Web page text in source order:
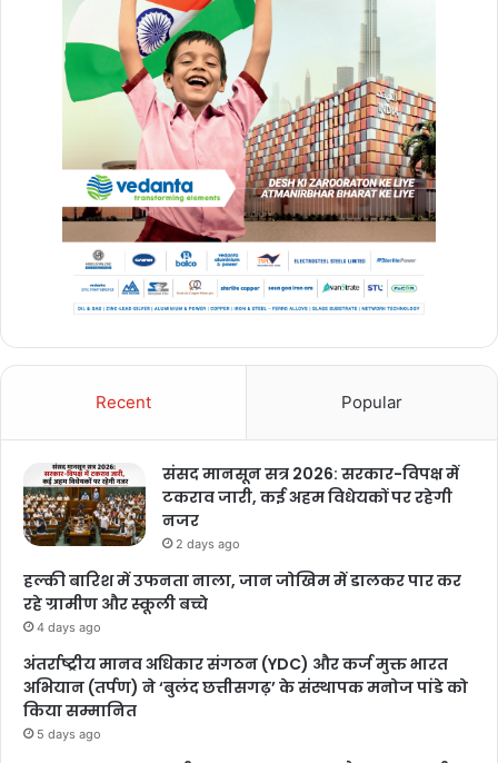
Recent Popular
संसद मानसून सत्र 2026: सरकार-विपक्ष में
टकराव जारी, कई अहम विधेयकों पर रहेगी
नजर
2 days ago
हल्की बारिश में उफनता नाला, जान जोखिम में डालकर पार कर
रहे ग्रामीण और स्कूली बच्चे
4 days ago
अंतर्राष्ट्रीय मानव अधिकार संगठन (YDC) और कर्ज मुक्त भारत
अभियान (तर्पण) ने ‘बुलंद छत्तीसगढ़’ के संस्थापक मनोज पांडे को
किया सम्मानित
5 days ago